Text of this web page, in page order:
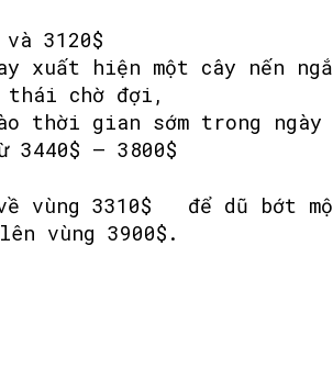
3120$
xuất hiện một cây nến
thái chờ đợi,
thời gian sớm trong ngày
– 3800$
vùng 3310$ để dũ bớt
vùng 3900$.